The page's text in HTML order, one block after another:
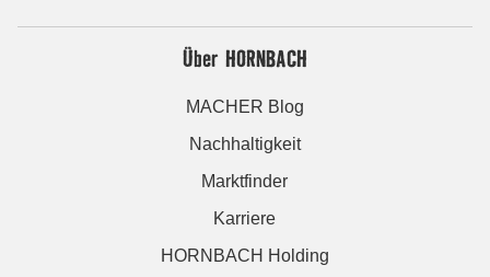
Über HORNBACH
MACHER Blog
Nachhaltigkeit
Marktfinder
Karriere
HORNBACH Holding